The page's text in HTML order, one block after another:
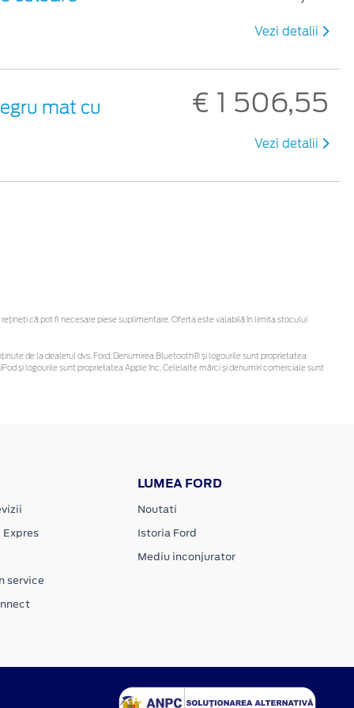
Vezi detalii
mat cu
€ 1 506,55
Vezi detalii
că pot fi necesare piese suplimentare. Oferta este valabilă în limita stocului
de la dealerul dvs. Ford. Denumirea Bluetooth® și logourile sunt proprietatea
și logourile sunt proprietatea Apple Inc. Celelalte mărci și denumiri comerciale sunt
Expres
service
LUMEA FORD
Noutati
Istoria Ford
Mediu inconjurator